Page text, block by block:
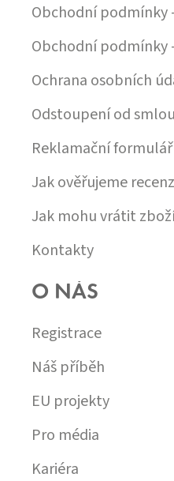
Obchodní podmínky
Obchodní podmínky
Ochrana osobních
Odstoupení od
Reklamační formulář
Jak ověřujeme
Jak mohu vrátit
Kontakty
O NÁS
Registrace
Náš příběh
EU projekty
Pro média
Kariéra